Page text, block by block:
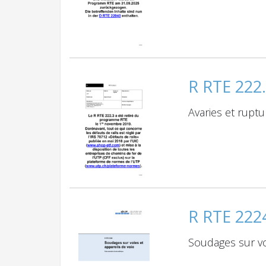
R RTE
Avaries et
R RTE
Soudages sur